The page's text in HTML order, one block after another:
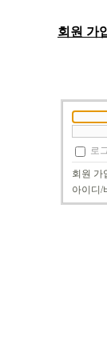
회원 가
로
회원 가
아이디/